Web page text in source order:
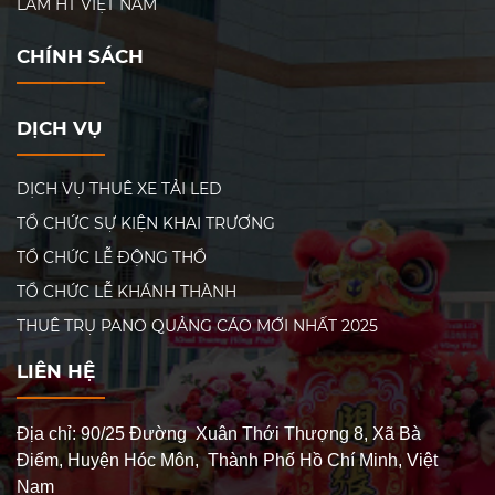
bài bản và tạo dấu ấn mạnh mẽ. Sự kiện không chỉ thể
hiện tiềm lực và tầm nhìn của MUDOO Việt Nam mà còn
góp phần thúc đẩy kinh tế – xã hội tỉnh Long An. Đơn vị
tổ chức sự kiện khai trương chuyên nghiệp đã đồng hành
trọn gói, mang đến không gian sự kiện đẳng cấp và ấn
tượng. Đây là một trong những sự kiện khai trương
doanh nghiệp tiêu biểu tại miền Nam, góp phần làm nổi
bật thương hiệu Việt trên thị trường quốc tế. Với nhà
máy hiện đại, MUDOO cam kết tạo ra sản phẩm chất
lượng, thân thiện môi trường, và mở rộng hợp tác toàn
quốc
CHÍNH SÁCH
DỊCH VỤ
DỊCH VỤ THUÊ XE TẢI LED
TỔ CHỨC SỰ KIỆN KHAI TRƯƠNG
TỔ CHỨC LỄ ĐỘNG THỔ
TỔ CHỨC LỄ KHÁNH THÀNH
THUÊ TRỤ PANO QUẢNG CÁO MỚI NHẤT 2025
LIÊN HỆ
Địa chỉ: 90/25 Đường Xuân Thới Thượng 8, Xã Bà
Điểm, Huyện Hóc Môn, Thành Phố Hồ Chí Minh, Việt
Nam